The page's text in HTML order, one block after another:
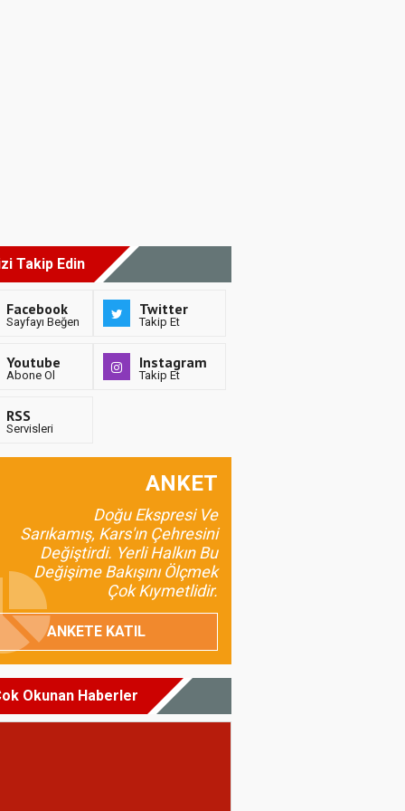
Takip Edin
Facebook
Sayfayı Beğen
Twitter
Takip Et
Youtube
Abone Ol
Instagram
Takip Et
RSS
Servisleri
ANKET
Doğu Ekspresi Ve
Sarıkamış, Kars'ın Çehresini
Değiştirdi. Yerli Halkın Bu
Değişime Bakışını Ölçmek
Çok Kıymetlidir.
ANKETE KATIL
Okunan Haberler